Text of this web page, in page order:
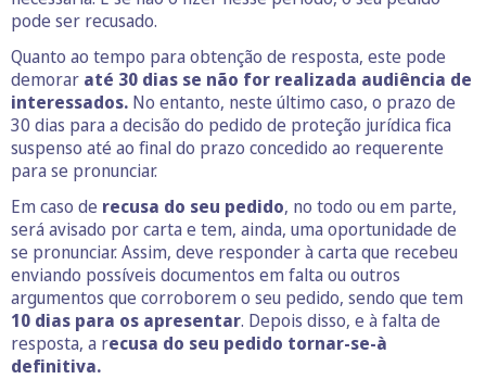
pode ser recusado.
Quanto ao tempo para obtenção de resposta, este pode
demorar até 30 dias se não for realizada audiência de
interessados. No entanto, neste último caso, o prazo de
30 dias para a decisão do pedido de proteção jurídica fica
suspenso até ao final do prazo concedido ao requerente
para se pronunciar.
Em caso de recusa do seu pedido, no todo ou em parte,
será avisado por carta e tem, ainda, uma oportunidade de
se pronunciar. Assim, deve responder à carta que recebeu
enviando possíveis documentos em falta ou outros
argumentos que corroborem o seu pedido, sendo que tem
10 dias para os apresentar. Depois disso, e à falta de
resposta, a recusa do seu pedido tornar-se-à
definitiva.